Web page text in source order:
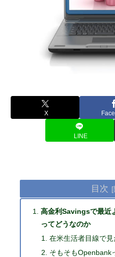
X
LINE
目次
高金利Savingsで最近
ってどうなのか
在米生活者目線で
そもそもOpenbank